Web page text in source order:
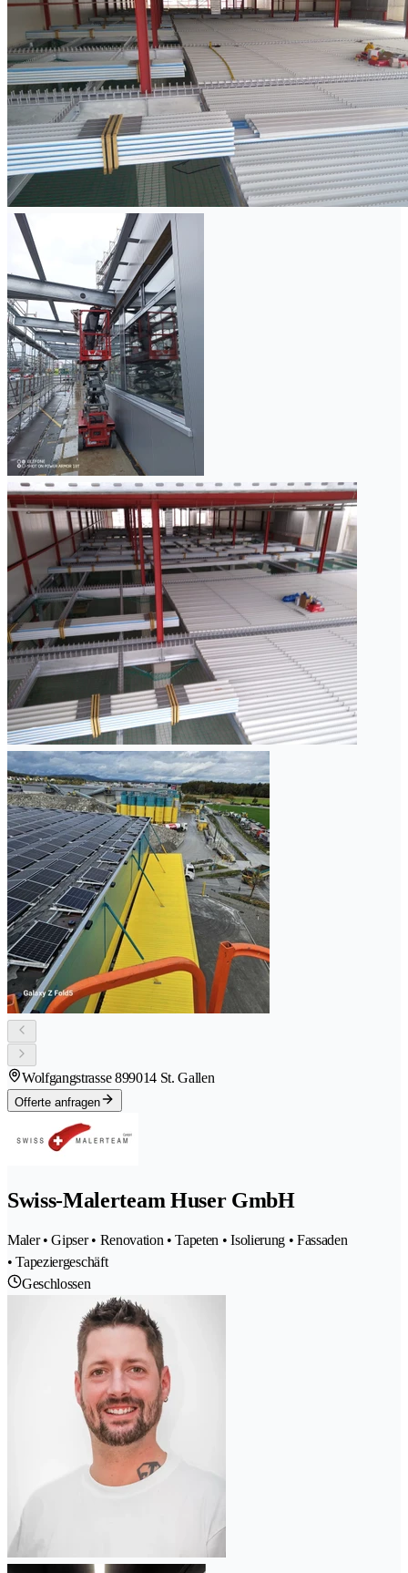
Wolfgangstrasse 899014 St. Gallen
Offerte anfragen
Swiss-Malerteam Huser GmbH
Maler • Gipser • Renovation • Tapeten • Isolierung • Fassaden
• Tapeziergeschäft
Geschlossen